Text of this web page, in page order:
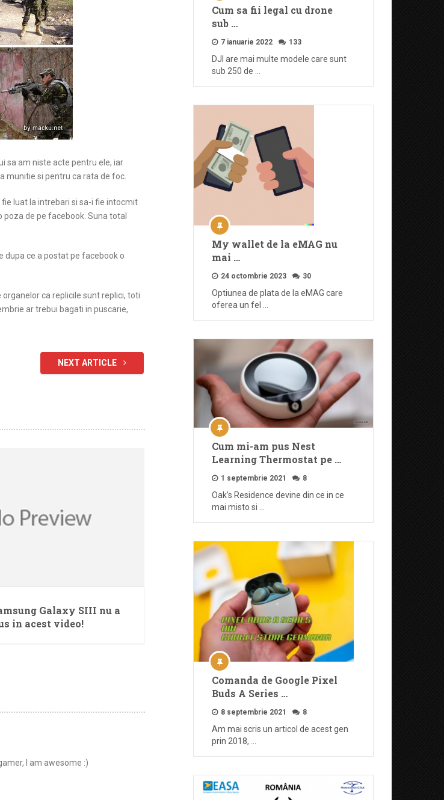
sa am niste acte pentru ele, iar
munitie si pentru ca rata de foc.
fie luat la intrebari si sa-i fie intocmit
de pe facebook. Suna total
dupa ce a postat pe facebook o
ca replicile sunt replici, toti
ar trebui bagati in puscarie,
NEXT ARTICLE
Galaxy SIII nu a
in acest video!
I am awesome :)
Cum sa fii legal cu drone
sub …
7 ianuarie 2022 133
DJI are mai multe modele care sunt
sub 250 de …
My wallet de la eMAG nu
mai …
24 octombrie 2023 30
Optiunea de plata de la eMAG care
oferea un fel …
Cum mi-am pus Nest
Learning Thermostat pe …
1 septembrie 2021 8
Oak’s Residence devine din ce in ce
mai misto si …
Comanda de Google Pixel
Buds A Series …
8 septembrie 2021 8
Am mai scris un articol de acest gen
prin 2018, …